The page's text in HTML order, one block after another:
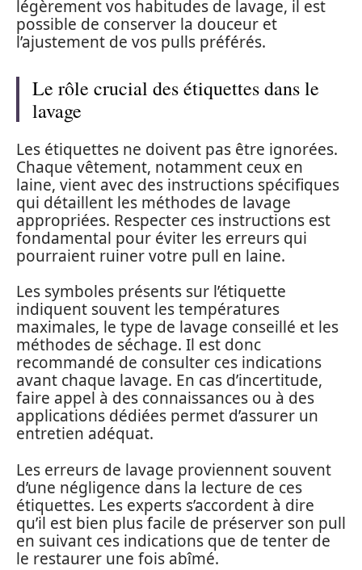
légèrement vos habitudes de lavage, il est
possible de conserver la douceur et
l’ajustement de vos pulls préférés.
Le rôle crucial des étiquettes dans le
lavage
Les étiquettes ne doivent pas être ignorées.
Chaque vêtement, notamment ceux en
laine, vient avec des instructions spécifiques
qui détaillent les méthodes de lavage
appropriées. Respecter ces instructions est
fondamental pour éviter les erreurs qui
pourraient ruiner votre pull en laine.
Les symboles présents sur l’étiquette
indiquent souvent les températures
maximales, le type de lavage conseillé et les
méthodes de séchage. Il est donc
recommandé de consulter ces indications
avant chaque lavage. En cas d’incertitude,
faire appel à des connaissances ou à des
applications dédiées permet d’assurer un
entretien adéquat.
Les erreurs de lavage proviennent souvent
d’une négligence dans la lecture de ces
étiquettes. Les experts s’accordent à dire
qu’il est bien plus facile de préserver son pull
en suivant ces indications que de tenter de
le restaurer une fois abîmé.